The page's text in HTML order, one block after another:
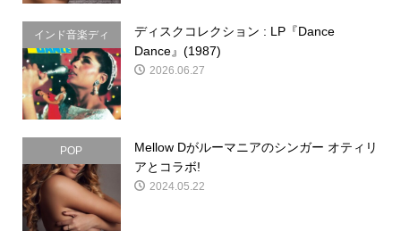
インド音楽ディ
スクコレクショ
ン
ディスクコレクション : LP『Dance
Dance』(1987)
2026.06.27
POP
Mellow Dがルーマニアのシンガー オティリ
アとコラボ!
2024.05.22